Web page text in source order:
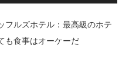
ルズホテル：最高級のホテ
も食事はオーケーだ